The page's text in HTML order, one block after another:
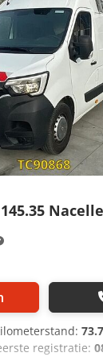
-
informatie =
Schijfremmen
Gestuurd;
7 mm
band: 8 mm
495 kg
Nacelle
registratie: